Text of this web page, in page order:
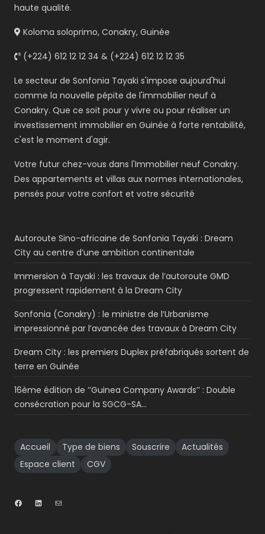
haute qualité.
Koloma soloprimo, Conakry, Guinée
(+224) 612 12 12 34 & (+224) 612 12 12 35
Le secteur de Sonfonia Tayaki s'impose aujourd'hui
comme la nouvelle pépite de l'immobilier neuf à
Conakry. Que ce soit pour y vivre ou pour réaliser un
investissement immobilier en Guinée à forte rentabilité,
c'est le moment d'agir.
Votre futur chez-vous dans l'Immobilier neuf Conakry.
Des appartements et villas aux normes internationales,
pensés pour votre confort et votre sécurité
Autoroute Sino-africaine de Sonfonia Tayaki : Dream
City au centre d’une ambition continentale
Immersion à Tayaki : les travaux de l’autoroute GMD
progressent rapidement à la Dream City
Sonfonia (Conakry) : le ministre de l’Urbanisme
impressionné par l’avancée des travaux à Dream City
Dream City : les premiers Duplex préfabriqués sortent de
terre en Guinée
16ème édition de ‘’Guinea Company Awards’’ : Double
consécration pour la SGCG-SA…
Accueil Type de biens Souscrire
Actualités
Espace client
CGV